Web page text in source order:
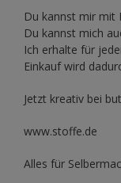
Du kannst mir mit
Du kannst mich
Ich erhalte für
Einkauf wird
Jetzt kreativ bei
www.stoffe.de
Alles für